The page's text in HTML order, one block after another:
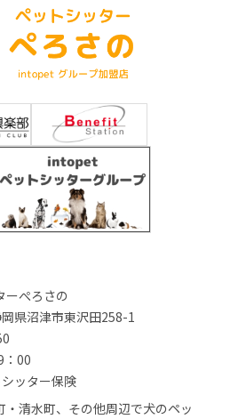
ーぺろさの
県沼津市東沢田258-1
：00
ッター保険
清水町、その他周辺で犬のペッ